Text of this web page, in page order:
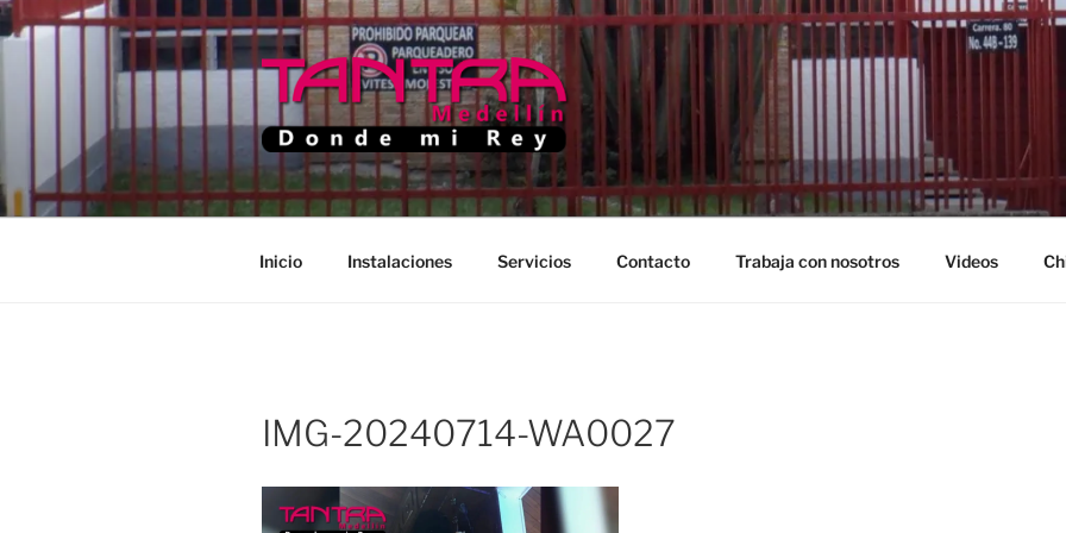
Saltar
al
TANTRA MEDELLIN
Donde Mi Rey
Inicio Instalaciones Servicios Contacto Trabaja con nosotros Videos
IMG-20240714-WA0027